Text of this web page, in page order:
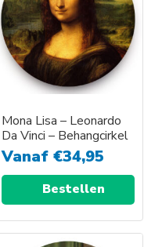
Mona Lisa – Leonardo
Da Vinci – Behangcirkel
Vanaf €34,95
Bestellen
Dit